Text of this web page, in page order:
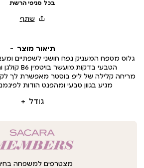
בכל סניפי הרשת
תיאור מוצר
גודל
גלוס מטפח המעניק נפח חושני לשפתיים
הטבעי בדקות.מועשר בויטמין B6 קולגן וחומצה הילארונית.
מריחה קלילה של ליפ בוסטר מאפשרת לך
מגיע בגוון טבעי ומהפנט הודות
מצטרפים למשפחה